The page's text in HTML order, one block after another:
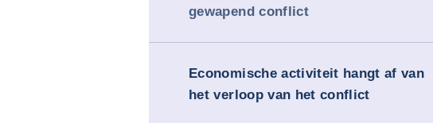
gewapend conflict
Economische activiteit hangt af van
het verloop van het conflict